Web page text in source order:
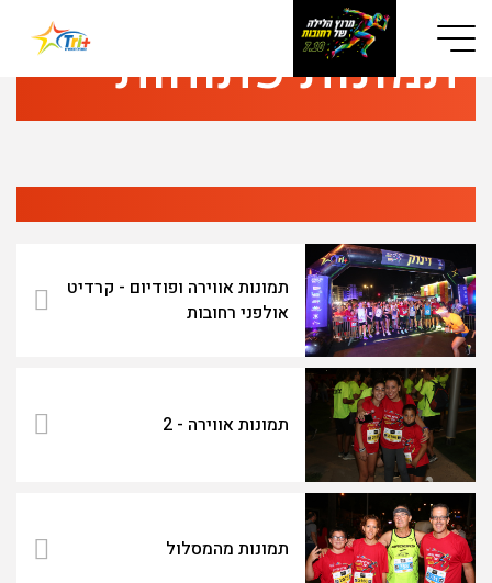
Button used only for devices with a small screen
תמונות פתוחות
תמונות אווירה ופודיום - קרדיט
אולפני רחובות
תמונות אווירה - 2
תמונות מהמסלול